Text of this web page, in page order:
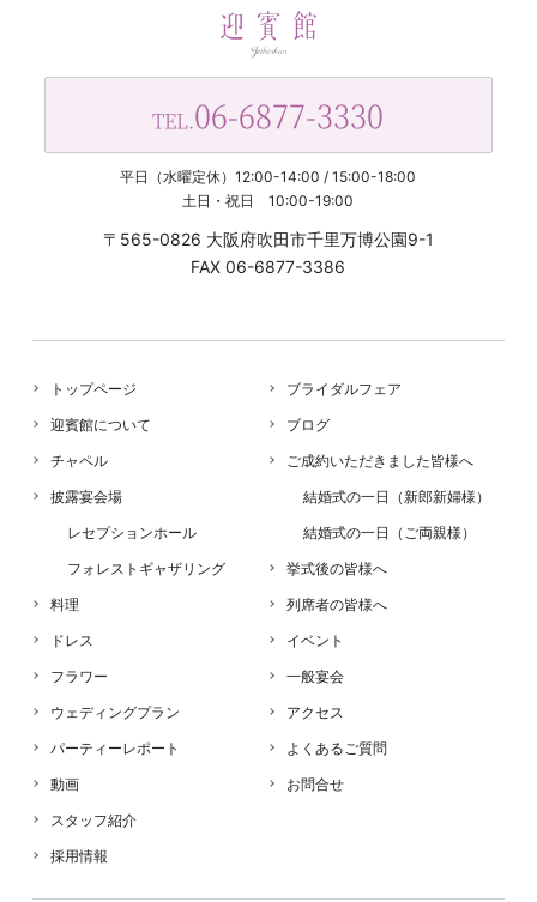
TEL.06-6877-3330
平日（水曜定休）12:00-14:00 / 15:00-18:00
土日・祝日 10:00-19:00
〒565-0826 大阪府吹田市千里万博公園9-1
FAX 06-6877-3386
トップページ
迎賓館について
チャペル
披露宴会場
レセプションホール
フォレストギャザリング
料理
ドレス
フラワー
ウェディングプラン
パーティーレポート
動画
スタッフ紹介
採用情報
ブライダルフェア
ブログ
ご成約いただきました皆様へ
結婚式の一日（新郎新婦様）
結婚式の一日（ご両親様）
挙式後の皆様へ
列席者の皆様へ
イベント
一般宴会
アクセス
よくあるご質問
お問合せ